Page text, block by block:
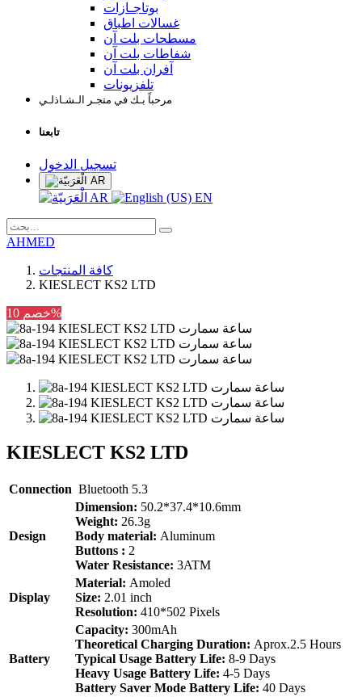
بوتاجـازات
غسالات اطباق
مسطحات بلت آن
شفاطات بلت آن
آفران بلت آن
تلفزيونات
مرحباً بـك في متجـر الـشـاذلـي
تابعنا
تسجيل الدخول
AR
AR EN
AHMED
كافة المنتجات
KIESLECT KS2 LTD
خصم 10%
KIESLECT KS2 LTD
Connection Bluetooth 5.3
Design
Dimension: 50.2*37.4*10.6mm
Weight: 26.3g
Body material: Aluminum
Buttons : 2
Water Resistance: 3ATM
Display
Material: Amoled
Size: 2.01 inch
Resolution: 410*502 Pixels
Battery
Capacity: 300mAh
Theoretical Charging Duration: Aprox.2.5 Hours
Typical Usage Battery Life: 8-9 Days
Heavy Usage Battery Life: 4-5 Days
Battery Saver Mode Battery Life: 40 Days